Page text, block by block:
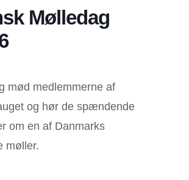
Mølledag
mød medlemmerne af
og hør de spændende
om en af Danmarks
møller.